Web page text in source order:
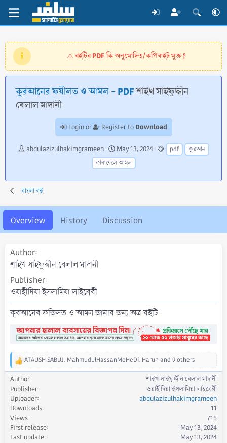
⚠️বইটির PDF কি অনুমোদিত/কপিরাইট মুক্ত?
কুরআনের ফযীলত ও আমল - PDFশাইখ সাইফুদ্দীন
বেলাল মাদানী
Login or Register to Download
A
r
abdulazizulhakimgrameen
C
r
e
o
d
a
May 13, 2024
T
a
pdf
কুরআন
ফাযায়েলে আমল
বাংলা বই
Overview History Discussion
Author
শাইখ সাইফুদ্দীন বেলাল মাদানী
Publisher
ওয়াহীদিয়া ইসলামিয়া লাইব্রেরী
কুরআনের ফজিলত ও আমল জানার জন্য অত্র বইটি।
R
e
a
c
t
i
o
n
s
ATAUSH SABUJ, MahmudulHassanMeHeDi, Harun and 9 others
Author
শাইখ সাইফুদ্দীন বেলাল মাদানী
Publisher
ওয়াহীদিয়া ইসলামিয়া লাইব্রেরী
Uploader
abdulazizulhakimgrameen
Downloads
11
Views
715
First release
May 13, 2024
Last update
May 13, 2024